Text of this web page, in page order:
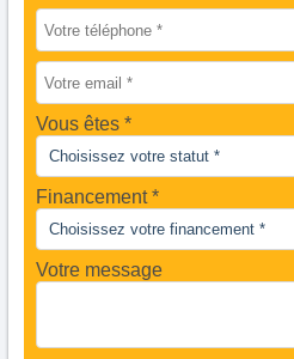
Vous êtes
Financement *
Votre message